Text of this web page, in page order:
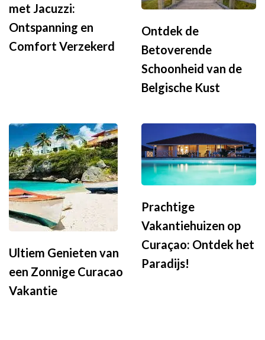
met Jacuzzi:
Ontspanning en
Comfort Verzekerd
Ontdek de
Betoverende
Schoonheid van de
Belgische Kust
Ultiem Genieten van
een Zonnige Curacao
Vakantie
Prachtige
Vakantiehuizen op
Curaçao: Ontdek het
Paradijs!